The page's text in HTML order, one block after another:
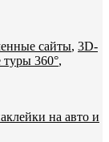
сайты, 3D-
туры 360°,
на авто и